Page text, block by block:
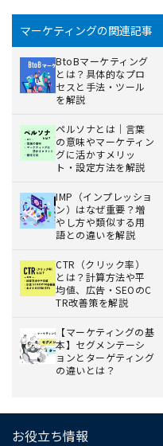
マーケティングの関連記事
BtoBマーケティング
とは？具体的なプロ
セスと手法・ツール
を解説
ペルソナとは｜言葉
の意味やマーケティン
グに活かすメリッ
ト・設定方法を解説
IMP（インプレッショ
ン）はなぜ重要？増
やし方や類似する用
語との違いを解説
CTR（クリック率）
とは？計算方法や平
均値、広告・SEOのC
TR改善策を解説
【マーケティングの基
本】セグメンテーシ
ョンとターゲティング
の違いとは？
お役立ち情報